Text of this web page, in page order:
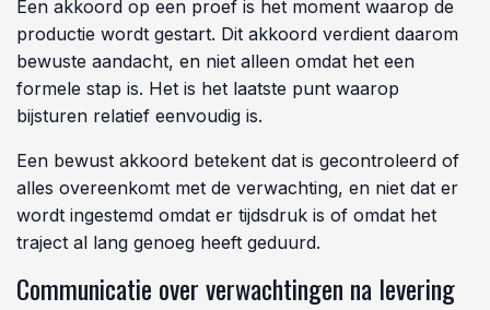
Een akkoord op een proef is het moment waarop de
productie wordt gestart. Dit akkoord verdient daarom
bewuste aandacht, en niet alleen omdat het een
formele stap is. Het is het laatste punt waarop
bijsturen relatief eenvoudig is.
Een bewust akkoord betekent dat is gecontroleerd of
alles overeenkomt met de verwachting, en niet dat er
wordt ingestemd omdat er tijdsdruk is of omdat het
traject al lang genoeg heeft geduurd.
Communicatie over verwachtingen na levering